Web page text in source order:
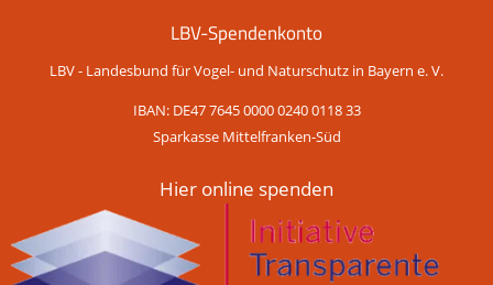
LBV-Spendenkonto
LBV - Landesbund für Vogel- und Naturschutz in Bayern e. V.
IBAN: DE47 7645 0000 0240 0118 33
Sparkasse Mittelfranken-Süd
Hier online spenden